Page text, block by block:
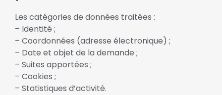
Les catégories de données traitées :
– Identité ;
– Coordonnées (adresse électronique) ;
– Date et objet de la demande ;
– Suites apportées ;
– Cookies ;
– Statistiques d’activité.